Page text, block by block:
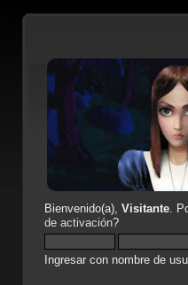
Bienvenido(a), Visitante.
de activación?
Ingresar con nombre de